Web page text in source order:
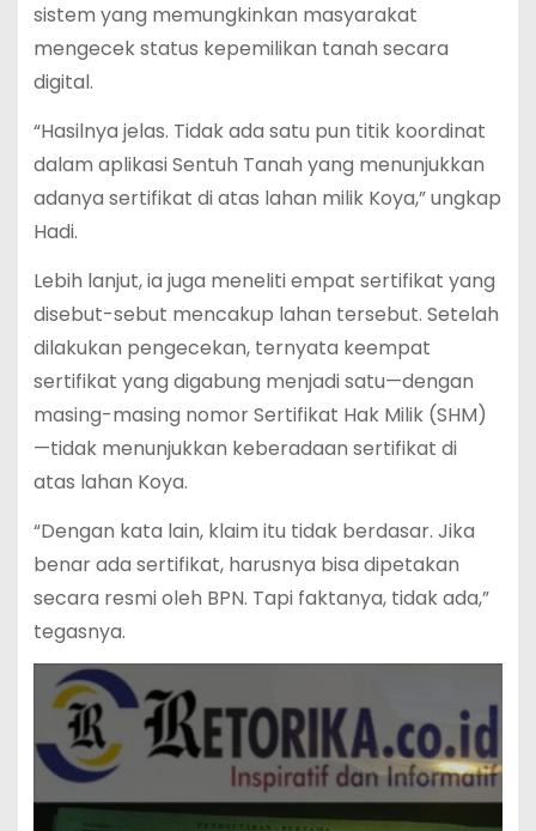
sistem yang memungkinkan masyarakat
mengecek status kepemilikan tanah secara
digital.
“Hasilnya jelas. Tidak ada satu pun titik koordinat
dalam aplikasi Sentuh Tanah yang menunjukkan
adanya sertifikat di atas lahan milik Koya,” ungkap
Hadi.
Lebih lanjut, ia juga meneliti empat sertifikat yang
disebut-sebut mencakup lahan tersebut. Setelah
dilakukan pengecekan, ternyata keempat
sertifikat yang digabung menjadi satu—dengan
masing-masing nomor Sertifikat Hak Milik (SHM)
—tidak menunjukkan keberadaan sertifikat di
atas lahan Koya.
“Dengan kata lain, klaim itu tidak berdasar. Jika
benar ada sertifikat, harusnya bisa dipetakan
secara resmi oleh BPN. Tapi faktanya, tidak ada,”
tegasnya.